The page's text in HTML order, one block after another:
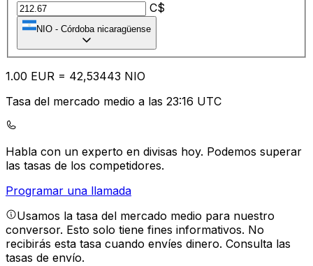
C$
NIO - Córdoba nicaragüense
1.00 EUR = 42,53443 NIO
Tasa del mercado medio a las 23:16 UTC
Habla con un experto en divisas hoy. Podemos superar
las tasas de los competidores.
Programar una llamada
Usamos la tasa del mercado medio para nuestro
conversor. Esto solo tiene fines informativos. No
recibirás esta tasa cuando envíes dinero. Consulta las
tasas de envío.